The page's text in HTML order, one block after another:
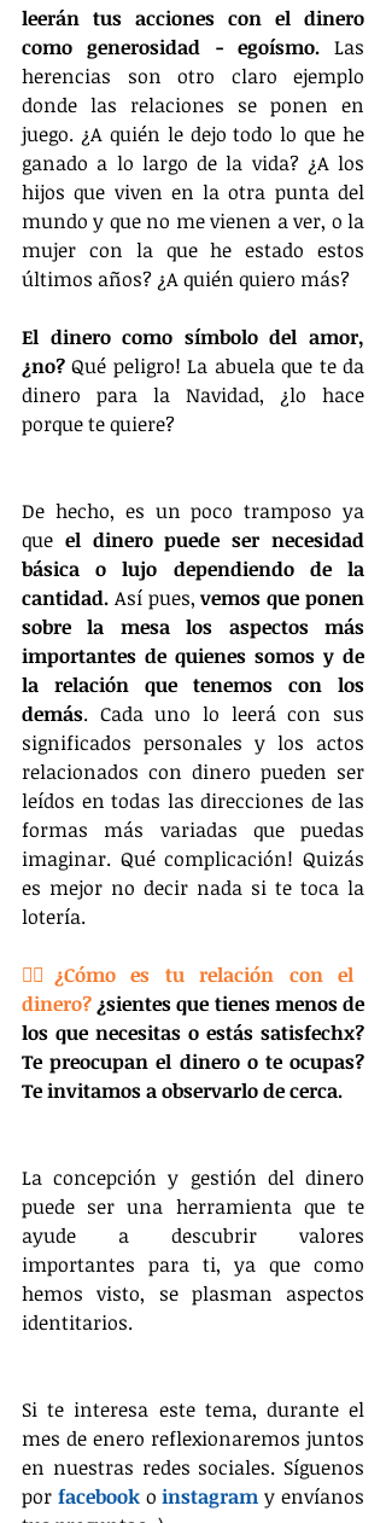
leerán tus acciones con el dinero
como generosidad - egoísmo. Las
herencias son otro claro ejemplo
donde las relaciones se ponen en
juego. ¿A quién le dejo todo lo que he
ganado a lo largo de la vida? ¿A los
hijos que viven en la otra punta del
mundo y que no me vienen a ver, o la
mujer con la que he estado estos
últimos años? ¿A quién quiero más?
El dinero como símbolo del amor,
¿no? Qué peligro! La abuela que te da
dinero para la Navidad, ¿lo hace
porque te quiere?
De hecho, es un poco tramposo ya
que el dinero puede ser necesidad
básica o lujo dependiendo de la
cantidad. Así pues, vemos que ponen
sobre la mesa los aspectos más
importantes de quienes somos y de
la relación que tenemos con los
demás. Cada uno lo leerá con sus
significados personales y los actos
relacionados con dinero pueden ser
leídos en todas las direcciones de las
formas más variadas que puedas
imaginar. Qué complicación! Quizás
es mejor no decir nada si te toca la
lotería.
👉🏽¿Cómo es tu relación con el
dinero? ¿sientes que tienes menos de
los que necesitas o estás satisfechx?
Te preocupan el dinero o te ocupas?
Te invitamos a observarlo de cerca.
La concepción y gestión del dinero
puede ser una herramienta que te
ayude a descubrir valores
importantes para ti, ya que como
hemos visto, se plasman aspectos
identitarios.
Si te interesa este tema, durante el
mes de enero reflexionaremos juntos
en nuestras redes sociales. Síguenos
por facebook o instagram y envíanos